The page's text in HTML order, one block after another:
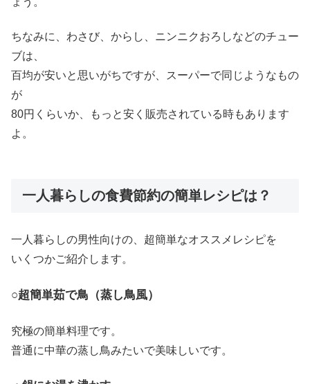
ちなみに、わさび、からし、ニンニクおろしなどのチュー
ブは、
百均が安いと思いがちですが、スーパーで同じようなもの
が
80円くらいか、もっと安く販売されている時もあります
よ。
一人暮らしの食費節約の簡単レシピは？
一人暮らしの男性向けの、超簡単なオススメレシピを
いくつかご紹介します。
○超簡単茹で鳥（蒸し鳥風）
究極の簡単料理です。
普通に中華の蒸し鳥みたいで美味しいです。